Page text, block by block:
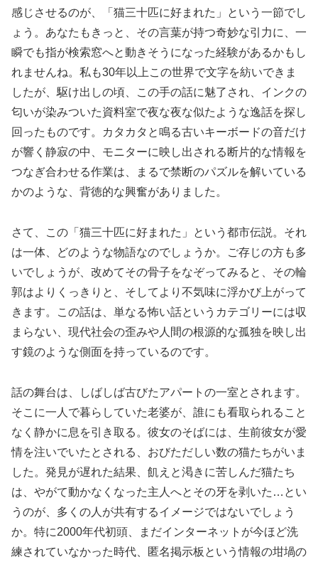
感じさせるのが、「猫三十匹に好まれた」という一節でし
ょう。あなたもきっと、その言葉が持つ奇妙な引力に、一
瞬でも指が検索窓へと動きそうになった経験があるかもし
れませんね。私も30年以上この世界で文字を紡いできま
したが、駆け出しの頃、この手の話に魅了され、インクの
匂いが染みついた資料室で夜な夜な似たような逸話を探し
回ったものです。カタカタと鳴る古いキーボードの音だけ
が響く静寂の中、モニターに映し出される断片的な情報を
つなぎ合わせる作業は、まるで禁断のパズルを解いている
かのような、背徳的な興奮がありました。
さて、この「猫三十匹に好まれた」という都市伝説。それ
は一体、どのような物語なのでしょうか。ご存じの方も多
いでしょうが、改めてその骨子をなぞってみると、その輪
郭はよりくっきりと、そしてより不気味に浮かび上がって
きます。この話は、単なる怖い話というカテゴリーには収
まらない、現代社会の歪みや人間の根源的な孤独を映し出
す鏡のような側面を持っているのです。
話の舞台は、しばしば古びたアパートの一室とされます。
そこに一人で暮らしていた老婆が、誰にも看取られること
なく静かに息を引き取る。彼女のそばには、生前彼女が愛
情を注いでいたとされる、おびただしい数の猫たちがいま
した。発見が遅れた結果、飢えと渇きに苦しんだ猫たち
は、やがて動かなくなった主人へとその牙を剥いた…とい
うのが、多くの人が共有するイメージではないでしょう
か。特に2000年代初頭、まだインターネットが今ほど洗
練されていなかった時代、匿名掲示板という情報の坩堝の